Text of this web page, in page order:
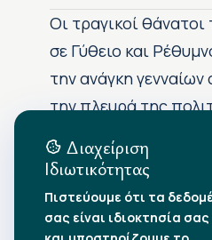
Οι τραγικοί
σε Γύθειο και
την ανάγκη
την πλευρά της
Αρχείο
•Αύγουστος 2026
Διαχείριση
Ιδιωτικότητας
Πιστεύουμε ότι τα
σας είναι ιδιοκτησία σας